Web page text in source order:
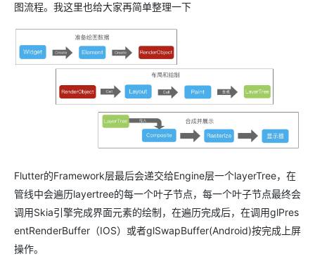
图流程。我这里也给大家再简单整理一下
Flutter的Framework层最后会递交给Engine层一个layerTree，在
管线中会遍历layertree的每一个叶子节点，每一个叶子节点最终会
调用Skia引擎完成界面元素的绘制，在遍历完成后，在调用glPres
entRenderBuffer（IOS）或者glSwapBuffer(Android)按完成上屏
操作。